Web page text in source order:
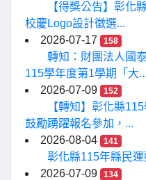
【得獎公告】彰化
校慶Logo設計徵選...
2026-07-17
158
轉知：財團法人國
115學年度第1學期「大...
2026-07-09
152
【轉知】彰化縣
鼓勵踴躍報名參加，...
2026-08-04
141
彰化縣115年縣民
2026-07-09
134